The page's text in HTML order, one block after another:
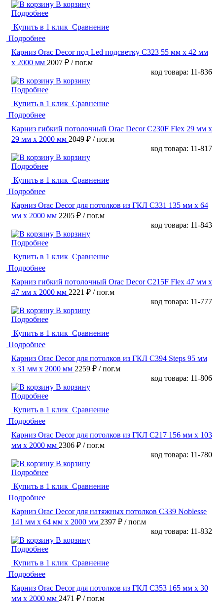
В корзину
Подробнее
Купить в 1 клик Сравнение
Подробнее
Карниз Orac Decor под Led подсветку C323 55 мм х 42 мм
х 2000 мм 2007 ₽ / пог.м
код товара: 11-836
В корзину
Подробнее
Купить в 1 клик Сравнение
Подробнее
Карниз гибкий потолочный Orac Decor C230F Flex 29 мм х
29 мм х 2000 мм 2049 ₽ / пог.м
код товара: 11-817
В корзину
Подробнее
Купить в 1 клик Сравнение
Подробнее
Карниз Orac Decor для потолков из ГКЛ C331 135 мм х 64
мм х 2000 мм 2205 ₽ / пог.м
код товара: 11-843
В корзину
Подробнее
Купить в 1 клик Сравнение
Подробнее
Карниз гибкий потолочный Orac Decor C215F Flex 47 мм х
47 мм х 2000 мм 2221 ₽ / пог.м
код товара: 11-777
В корзину
Подробнее
Купить в 1 клик Сравнение
Подробнее
Карниз Orac Decor для потолков из ГКЛ C394 Steps 95 мм
х 31 мм х 2000 мм 2259 ₽ / пог.м
код товара: 11-806
В корзину
Подробнее
Купить в 1 клик Сравнение
Подробнее
Карниз Orac Decor для потолков из ГКЛ C217 156 мм х 103
мм х 2000 мм 2306 ₽ / пог.м
код товара: 11-780
В корзину
Подробнее
Купить в 1 клик Сравнение
Подробнее
Карниз Orac Decor для натяжных потолков C339 Noblesse
141 мм х 64 мм х 2000 мм 2397 ₽ / пог.м
код товара: 11-832
В корзину
Подробнее
Купить в 1 клик Сравнение
Подробнее
Карниз Orac Decor для потолков из ГКЛ C353 165 мм х 30
мм х 2000 мм 2471 ₽ / пог.м